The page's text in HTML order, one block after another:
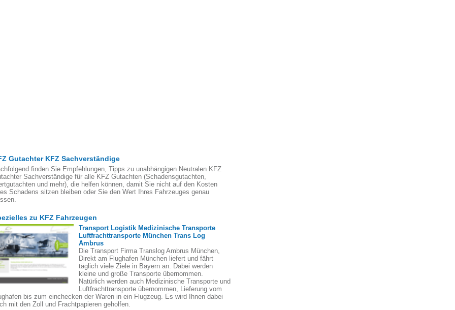
Gutachter KFZ Sachverständige
finden Sie Empfehlungen, Tipps zu unabhängigen Neutralen KFZ
Sachverständige für alle KFZ Gutachten (Schadensgutachten,
und mehr), die helfen können, damit Sie nicht auf den Kosten
Schadens sitzen bleiben oder Sie den Wert Ihres Fahrzeuges genau
zu KFZ Fahrzeugen
Transport Logistik Medizinische Transporte
Luftfrachttransporte München Trans Log
Ambrus
Die Transport Firma Translog Ambrus München,
Direkt am Flughafen München liefert und fährt
täglich viele Ziele in Bayern an. Dabei werden
kleine und große Transporte übernommen.
Natürlich werden auch Medizinische Transporte und
Luftfrachttransporte übernommen, Lieferung vom
bis zum einchecken der Waren in ein Flugzeug. Es wird Ihnen dabei
mit den Zoll und Frachtpapieren geholfen.